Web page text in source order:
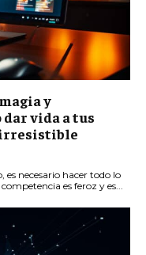
y
vida a tus
irresistible
necesario hacer todo lo
es feroz y es...